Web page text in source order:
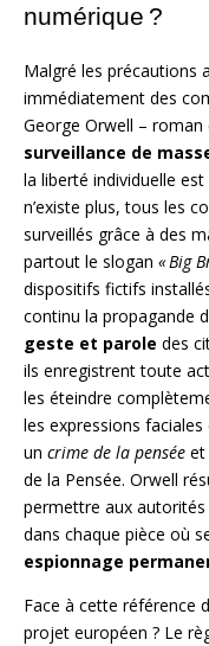
numérique ?
Malgré les précautions
immédiatement des
George Orwell –
surveillance de
la liberté individuelle est
n’existe plus, tous les
surveillés grâce à des
partout le slogan « Big
dispositifs fictifs
continu la propagande
geste et parole des
ils enregistrent toute
les éteindre
les expressions
un crime de la pensée et
de la Pensée. Orwell
permettre aux autorités
dans chaque pièce où
espionnage
Face à cette référence
projet européen ? Le